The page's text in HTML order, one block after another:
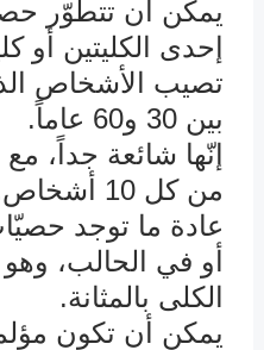
يمكن أن تتطوّر
إحدى الكليتين أو
تصيب الأشخاص
بين 30 و60 عاماً.
من كل 10 أشخاص.
عادة ما توجد
أو في الحالب،
الكلى بالمثانة.
يمكن أن تكون